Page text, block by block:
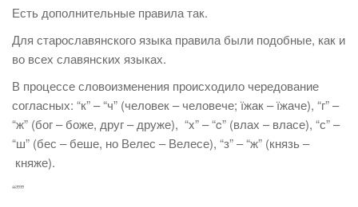
Есть дополнительные правила так.
Для старославянского языка правила были подобные, как и
во всех славянских языках.
В процессе словоизменения происходило чередование
согласных: “к” – “ч” (человек – человече; їжак – їжаче), “г” –
“ж” (бог – боже, друг – друже), “x” – “c” (влах – власе), “с” –
“ш” (бес – беше, но Велес – Велесе), “з” – “ж” (князь –
княже).
“””